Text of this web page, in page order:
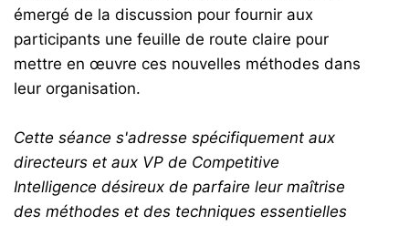
émergé de la discussion pour fournir aux
participants une feuille de route claire pour
mettre en œuvre ces nouvelles méthodes dans
leur organisation.
Cette séance s'adresse spécifiquement aux
directeurs et aux VP de Competitive
Intelligence désireux de parfaire leur maîtrise
des méthodes et des techniques essentielles